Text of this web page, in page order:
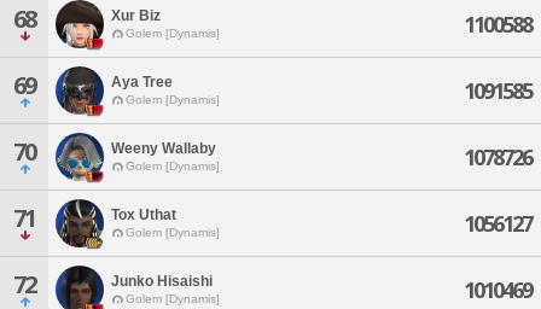
68 Xur Biz
Golem [Dynamis] 1100588
69 Aya Tree
Golem [Dynamis] 1091585
70 Weeny Wallaby
Golem [Dynamis] 1078726
71 Tox Uthat
Golem [Dynamis] 1056127
72 Junko Hisaishi
Golem [Dynamis] 1010469